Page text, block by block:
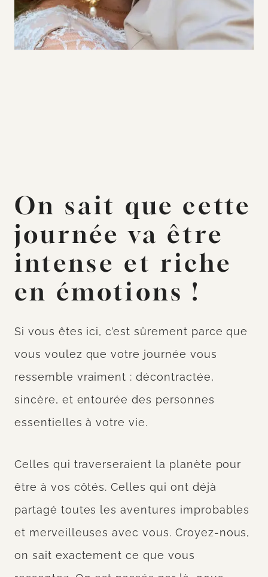
On sait que cette
journée va être
intense et riche
en émotions !
Si vous êtes ici, c’est sûrement parce que
vous voulez que votre journée vous
ressemble vraiment : décontractée,
sincère, et entourée des personnes
essentielles à votre vie.
Celles qui traverseraient la planète pour
être à vos côtés. Celles qui ont déjà
partagé toutes les aventures improbables
et merveilleuses avec vous. Croyez-nous,
on sait exactement ce que vous